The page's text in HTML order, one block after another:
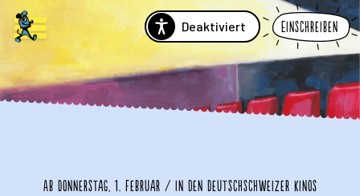
Deaktiviert Einschreiben
Ab Donnerstag, 1. Februar / in den Deutschschweizer Kinos